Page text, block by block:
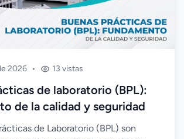
2026 • 13 vistas
de laboratorio (BPL):
de la calidad y seguridad
de Laboratorio (BPL) son